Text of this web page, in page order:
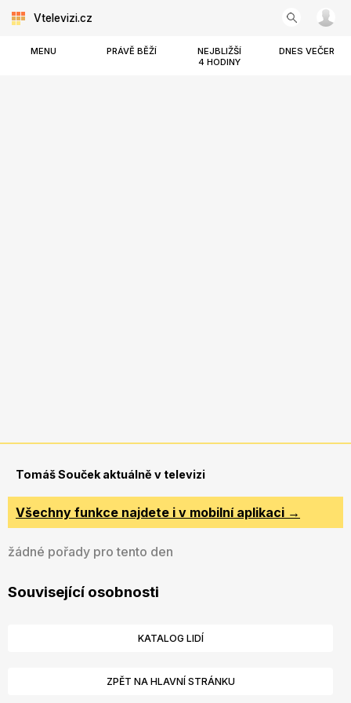
Vtelevizi.cz
MENU PRÁVĚ BĚŽÍ
NEJBLIŽŠÍ
4 HODINY
DNES VEČER
Tomáš Souček aktuálně v televizi
Všechny funkce najdete i v mobilní aplikaci →
žádné pořady pro tento den
Související osobnosti
KATALOG LIDÍ
ZPĚT NA HLAVNÍ STRÁNKU